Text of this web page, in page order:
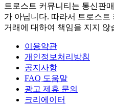
트로스트 커뮤니티는 통신판
가 아닙니다. 따라서 트로스
거래에 대하여 책임을 지지 않
이용약관
개인정보처리방침
공지사항
FAQ 도움말
광고 제휴 문의
크리에이터